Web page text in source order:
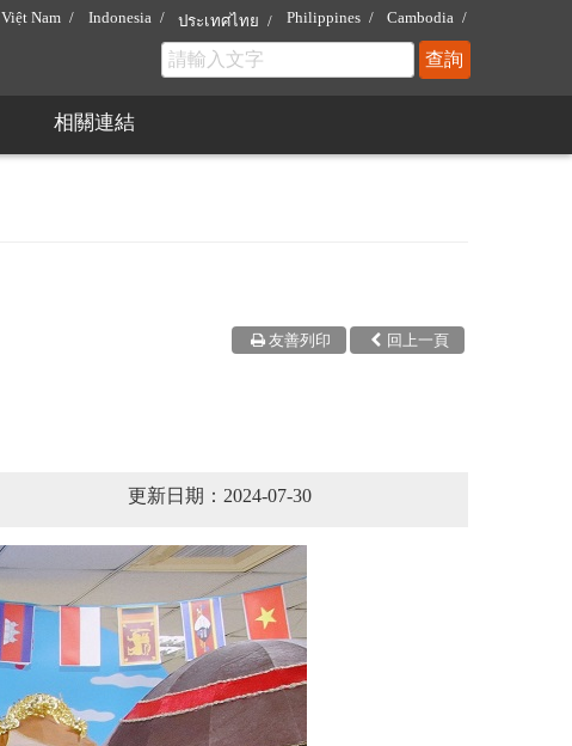
Việt Nam Indonesia ประเทศไทย Philippines Cambodia
相關連結
回上一頁
友善列印
更新日期：2024-07-30